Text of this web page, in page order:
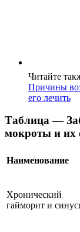
Читайте
Причины
его лечить
Таблица —
мокроты и их
Наименование
Хронический
гайморит и